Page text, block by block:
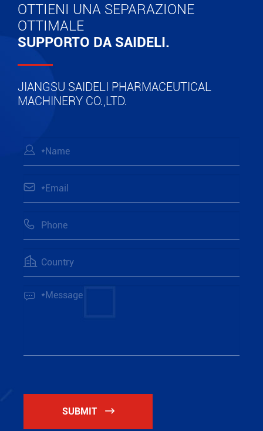
OTTIENI UNA SEPARAZIONE
OTTIMALE
SUPPORTO DA SAIDELI.
JIANGSU SAIDELI PHARMACEUTICAL
MACHINERY CO.,LTD.





SUBMIT 